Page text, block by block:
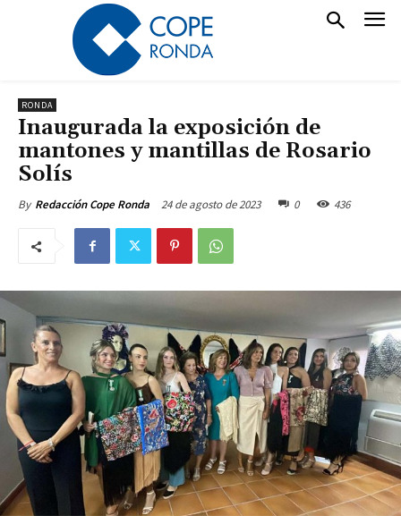
RONDA
Inaugurada la exposición de
mantones y mantillas de Rosario
Solís
By Redacción Cope Ronda 24 de agosto de 2023 0 436